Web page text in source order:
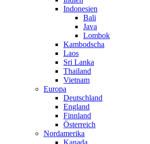
Indonesien
Bali
Java
Lombok
Kambodscha
Laos
Sri Lanka
Thailand
Vietnam
Europa
Deutschland
England
Finnland
Österreich
Nordamerika
Kanada